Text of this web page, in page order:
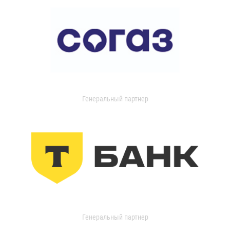
Генеральный партнер
Генеральный партнер